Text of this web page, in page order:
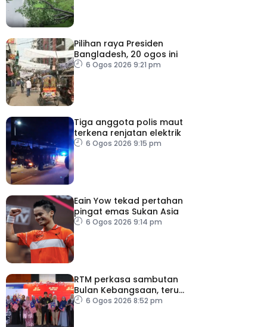
Pilihan raya Presiden
Bangladesh, 20 ogos ini
6 Ogos 2026 9:21 pm
Tiga anggota polis maut
terkena renjatan elektrik
6 Ogos 2026 9:15 pm
Eain Yow tekad pertahan
pingat emas Sukan Asia
6 Ogos 2026 9:14 pm
RTM perkasa sambutan
Bulan Kebangsaan, terus
dekati rakyat
6 Ogos 2026 8:52 pm